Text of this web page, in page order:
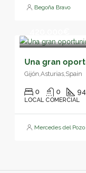
Begoña Bravo
Una gran
Gijón,Asturias,Spain
0 0 94
LOCAL COMERCIAL
Mercedes del Pozo